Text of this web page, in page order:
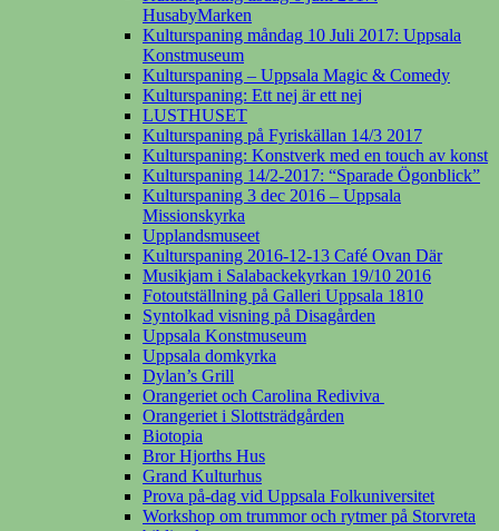
HusabyMarken
Kulturspaning måndag 10 Juli 2017: Uppsala
Konstmuseum
Kulturspaning – Uppsala Magic & Comedy
Kulturspaning: Ett nej är ett nej
LUSTHUSET
Kulturspaning på Fyriskällan 14/3 2017
Kulturspaning: Konstverk med en touch av konst
Kulturspaning 14/2-2017: “Sparade Ögonblick”
Kulturspaning 3 dec 2016 – Uppsala
Missionskyrka
Upplandsmuseet
Kulturspaning 2016-12-13 Café Ovan Där
Musikjam i Salabackekyrkan 19/10 2016
Fotoutställning på Galleri Uppsala 1810
Syntolkad visning på Disagården
Uppsala Konstmuseum
Uppsala domkyrka
Dylan’s Grill
Orangeriet och Carolina Rediviva
Orangeriet i Slottsträdgården
Biotopia
Bror Hjorths Hus
Grand Kulturhus
Prova på-dag vid Uppsala Folkuniversitet
Workshop om trummor och rytmer på Storvreta